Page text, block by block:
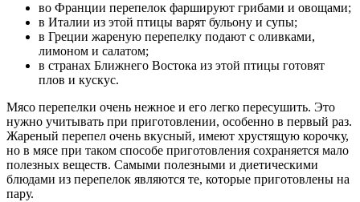
во Франции перепелок фаршируют грибами и овощами;
в Италии из этой птицы варят бульону и супы;
в Греции жареную перепелку подают с оливками,
лимоном и салатом;
в странах Ближнего Востока из этой птицы готовят
плов и кускус.
Мясо перепелки очень нежное и его легко пересушить. Это
нужно учитывать при приготовлении, особенно в первый раз.
Жареный перепел очень вкусный, имеют хрустящую корочку,
но в мясе при таком способе приготовления сохраняется мало
полезных веществ. Самыми полезными и диетическими
блюдами из перепелок являются те, которые приготовлены на
пару.